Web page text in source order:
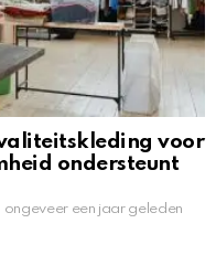
voor
ondersteunt
ongeveer een jaar geleden